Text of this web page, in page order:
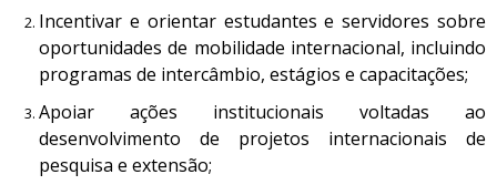
Incentivar e orientar estudantes e servidores sobre
oportunidades de mobilidade internacional, incluindo
programas de intercâmbio, estágios e capacitações;
Apoiar ações institucionais voltadas ao
desenvolvimento de projetos internacionais de
pesquisa e extensão;